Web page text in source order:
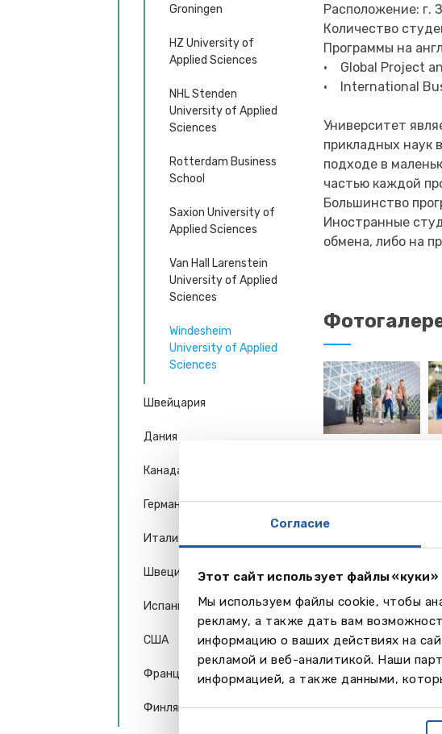
Согласие
Этот сайт использует файлы «куки»
Мы используем файлы cookie, чтобы
рекламу, а также дать вам
информацию о ваших действиях на
рекламой и веб-аналитикой. Наши
информацией, а также данными,
Groningen
HZ University of
Applied Sciences
NHL Stenden
University of Applied
Sciences
Rotterdam Business
School
Saxion University of
Applied Sciences
Van Hall Larenstein
University of Applied
Sciences
Windesheim
University of Applied
Sciences
Швейцария
Дания
Канада
Германия
Италия
Швеция
Испания
США
Франция
Финляндия
Расположение: г.
Количество
Программы на
• Global Project
• International
Университет
прикладных наук
подходе в
частью каждой
Большинство
Иностранные
обмена, либо на
Видео